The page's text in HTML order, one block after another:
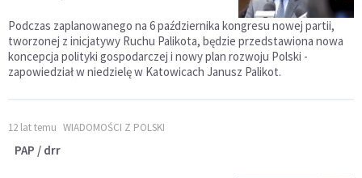
Podczas zaplanowanego na 6 października kongresu nowej partii,
tworzonej z inicjatywy Ruchu Palikota, będzie przedstawiona nowa
koncepcja polityki gospodarczej i nowy plan rozwoju Polski -
zapowiedział w niedzielę w Katowicach Janusz Palikot.
12 lat temu WIADOMOŚCI Z POLSKI
PAP / drr